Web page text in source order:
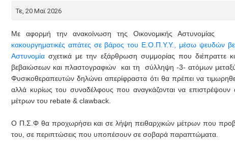
Τε, 20 Μαϊ 2026
Με αφορμή την ανακοίνωση της Οικονομικής Αστυνομίας
κακουργηματικές απάτες σε βάρος του Ε.Ο.Π.Υ.Υ., μέσω ψευδών
Αστυνομία σχετικά με την εξάρθρωση συμμορίας που
βεβαιώσεων και πλαστογραφιών και τη σύλληψη -3- ατόμων
Φυσικοθεραπευτών δηλώνει απερίφραστα ότι θα πρέπει να
αλλά κυρίως του συναδέλφους που αναγκάζονται να
μέτρων του rebate & clawback.
Ο Π.Σ.Φ θα προχωρήσει και σε λήψη πειθαρχικών μέτρων που
του, σε περιπτώσεις που υποπέσουν σε σοβαρά παραπτώματα.